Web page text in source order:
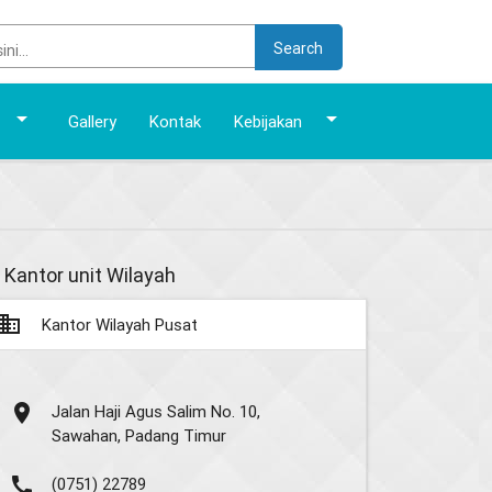
Search
arrow_drop_down Gallery Kontak Kebijakan arrow_drop_down
Kantor unit Wilayah
business Kantor Wilayah Pusat
place
Jalan Haji Agus Salim No. 10,
Sawahan, Padang Timur
call (0751) 22789